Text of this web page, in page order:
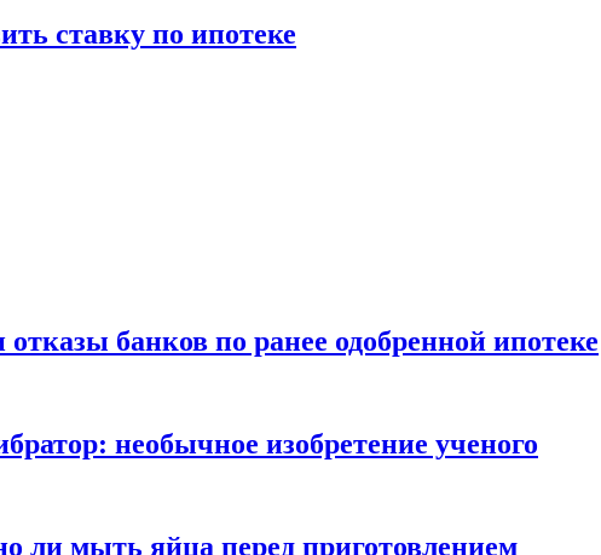
ставку по ипотеке
банков по ранее одобренной ипотеке
необычное изобретение ученого
ли мыть яйца перед приготовлением